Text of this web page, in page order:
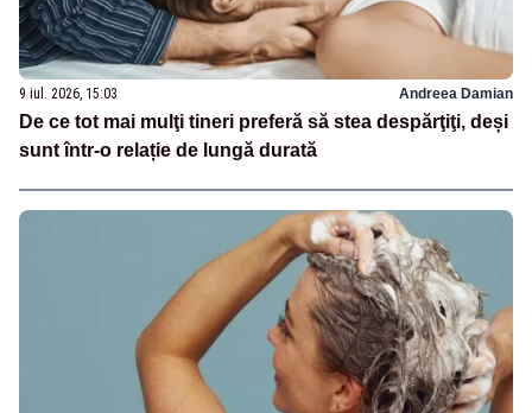
9 iul. 2026, 15:03 Andreea Damian
De ce tot mai mulţi tineri preferă să stea despărţiţi, deși
sunt într-o relație de lungă durată